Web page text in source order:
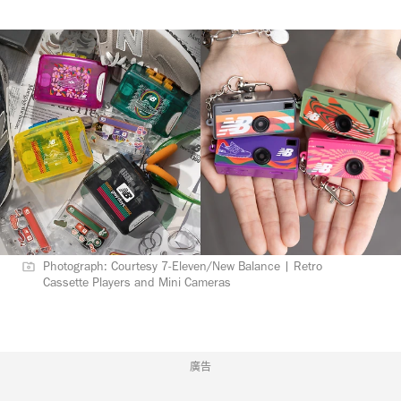
Photograph: Courtesy 7-Eleven/New Balance | Retro
Cassette Players and Mini Cameras
廣告